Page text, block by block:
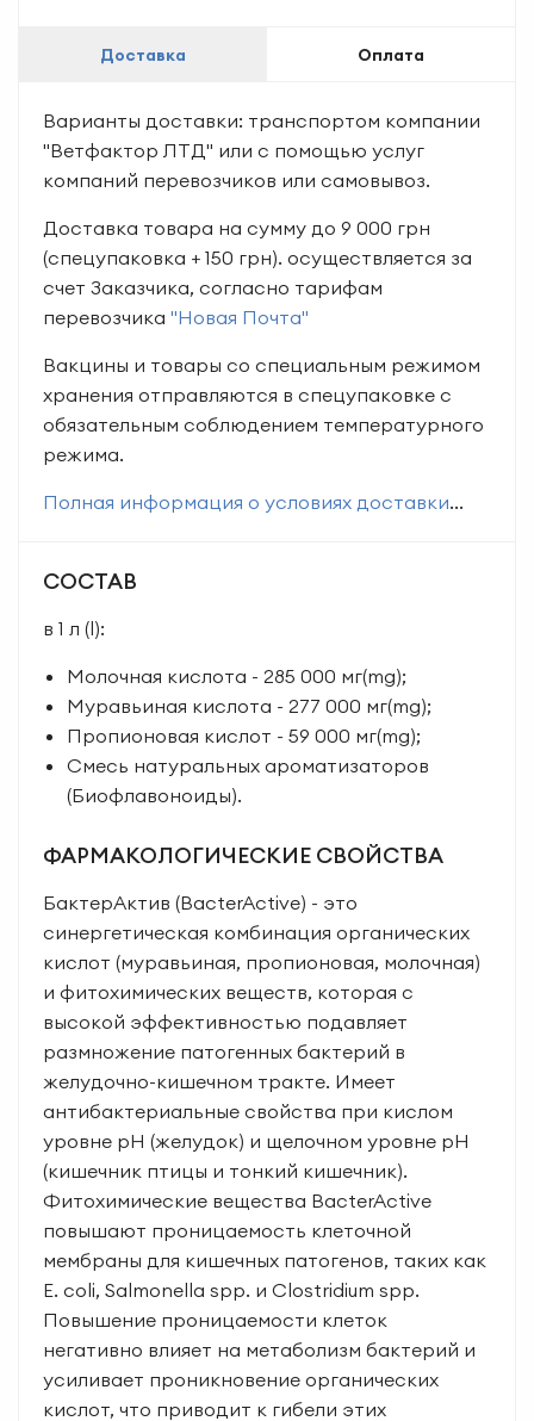
Доставка Оплата
Варианты доставки: транспортом компании
"Ветфактор ЛТД" или с помощью услуг
компаний перевозчиков или самовывоз.
Доставка товара на сумму до 9 000 грн
(спецупаковка + 150 грн). осуществляется за
счет Заказчика, согласно тарифам
перевозчика "Новая Почта"
Вакцины и товары со специальным режимом
хранения отправляются в спецупаковке с
обязательным соблюдением температурного
режима.
Полная информация о условиях доставки...
СОСТАВ
в 1 л (l):
Молочная кислота - 285 000 мг(mg);
Муравьиная кислота - 277 000 мг(mg);
Пропионовая кислот - 59 000 мг(mg);
Смесь натуральных ароматизаторов
(Биофлавоноиды).
ФАРМАКОЛОГИЧЕСКИЕ СВОЙСТВА
БактерАктив (BacterActive) - это
синергетическая комбинация органических
кислот (муравьиная, пропионовая, молочная)
и фитохимических веществ, которая с
высокой эффективностью подавляет
размножение патогенных бактерий в
желудочно-кишечном тракте. Имеет
антибактериальные свойства при кислом
уровне рН (желудок) и щелочном уровне рН
(кишечник птицы и тонкий кишечник).
Фитохимические вещества BacterActive
повышают проницаемость клеточной
мембраны для кишечных патогенов, таких как
E. coli, Salmonella spp. и Clostridium spp.
Повышение проницаемости клеток
негативно влияет на метаболизм бактерий и
усиливает проникновение органических
кислот, что приводит к гибели этих